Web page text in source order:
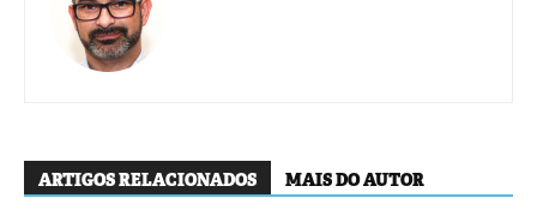
ARTIGOS RELACIONADOS MAIS DO AUTOR